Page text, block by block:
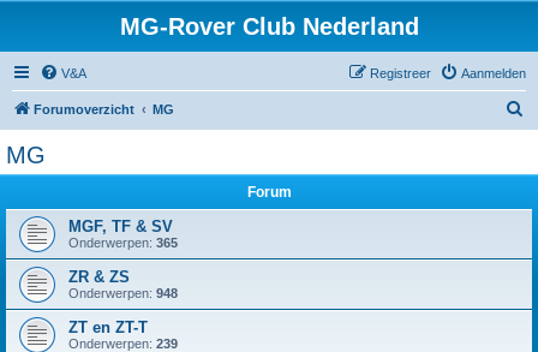
MG-Rover Club Nederland
V&A Aanmelden
Registreer
Forumoverzicht MG
MG
Forum
MGF, TF & SV
Onderwerpen: 365
ZR & ZS
Onderwerpen: 948
ZT en ZT-T
Onderwerpen: 239